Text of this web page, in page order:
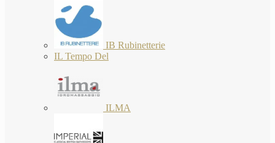
IB Rubinetterie
IL Tempo Del
ILMA